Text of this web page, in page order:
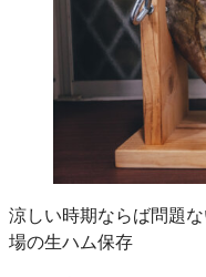
涼しい時期ならば問題
場の生ハム保存